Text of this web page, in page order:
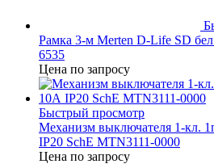
Рамка 3-м Merten D-Life SD
6535
Цена по запросу
Быстрый просмотр
Механизм выключателя 1-кл.
IP20 SchE MTN3111-0000
Цена по запросу